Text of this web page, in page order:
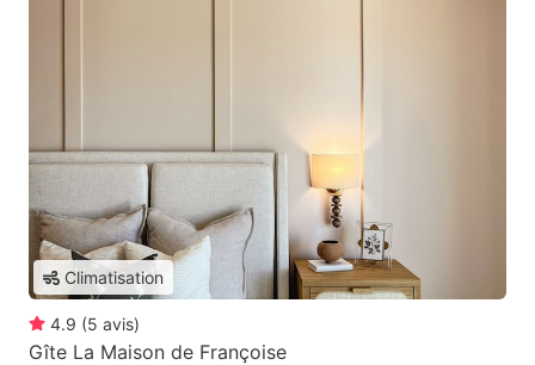
Climatisation
4.9 (5 avis)
Gîte La Maison de Françoise